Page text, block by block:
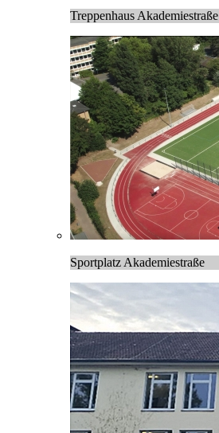
Treppenhaus Akademiestraße
Sportplatz Akademiestraße